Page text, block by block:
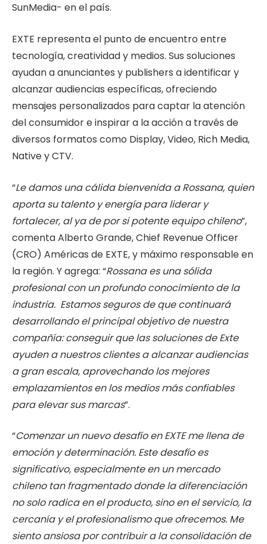
SunMedia- en el país.
EXTE representa el punto de encuentro entre
tecnología, creatividad y medios. Sus soluciones
ayudan a anunciantes y publishers a identificar y
alcanzar audiencias específicas, ofreciendo
mensajes personalizados para captar la atención
del consumidor e inspirar a la acción a través de
diversos formatos como Display, Video, Rich Media,
Native y CTV.
“Le damos una cálida bienvenida a Rossana, quien
aporta su talento y energía para liderar y
fortalecer, al ya de por si potente equipo chileno”,
comenta Alberto Grande, Chief Revenue Officer
(CRO) Américas de EXTE, y máximo responsable en
la región. Y agrega: “Rossana es una sólida
profesional con un profundo conocimiento de la
industria. Estamos seguros de que continuará
desarrollando el principal objetivo de nuestra
compañía: conseguir que las soluciones de Exte
ayuden a nuestros clientes a alcanzar audiencias
a gran escala, aprovechando los mejores
emplazamientos en los medios más confiables
para elevar sus marcas”.
“Comenzar un nuevo desafío en EXTE me llena de
emoción y determinación. Este desafío es
significativo, especialmente en un mercado
chileno tan fragmentado donde la diferenciación
no solo radica en el producto, sino en el servicio, la
cercanía y el profesionalismo que ofrecemos. Me
siento ansiosa por contribuir a la consolidación de